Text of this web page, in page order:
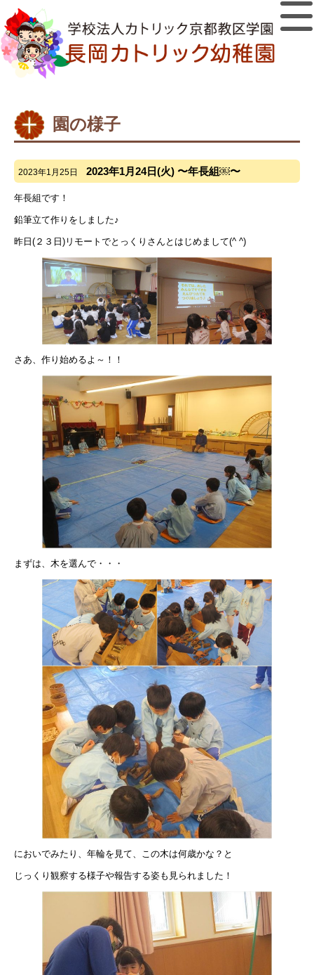
園の様子
2023年1月25日 2023年1月24日(火) 〜年長組￼〜
年長組です！
鉛筆立て作りをしました♪
昨日(２３日)リモートでとっくりさんとはじめまして(^ ^)
さあ、作り始めるよ～！！
まずは、木を選んで・・・
においでみたり、年輪を見て、この木は何歳かな？と
じっくり観察する様子や報告する姿も見られました！